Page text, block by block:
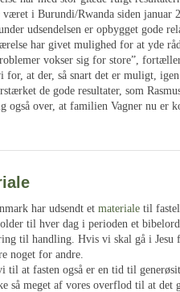
i Burundi/Rwanda siden januar
udsendelsen er opbygget gode
har givet mulighed for at yde
vokser sig for store”,
for, at der, så snart det er muligt,
de gode resultater, som
også over, at familien Vagner nu er
har udsendt et materiale til
til hver dag i perioden et
til handling. Hvis vi skal gå i Jesu
noget for andre.
til at fasten også er en tid til
så meget af vores overflod til at det